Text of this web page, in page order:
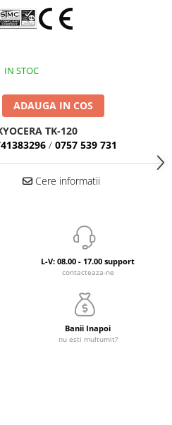
IN STOC
ADAUGA IN COS
TK-120
/ 0757 539 731
Cere informatii
L-V: 08.00 - 17.00 support
contacteaza-ne
Banii Inapoi
nu esti multumit?